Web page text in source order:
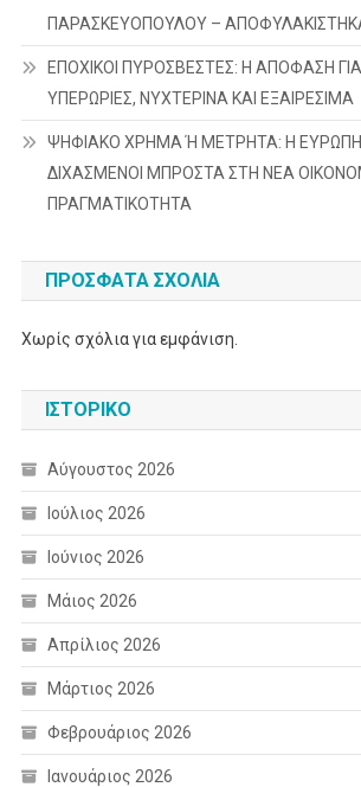
ΠΑΡΑΣΚΕΥΟΠΟΥΛΟΥ –
ΕΠΟΧΙΚΟΙ ΠΥΡΟΣΒΕΣΤΕΣ: Η ΑΠΟΦΑΣΗ
ΥΠΕΡΩΡΙΕΣ, ΝΥΧΤΕΡΙΝΑ ΚΑΙ ΕΞΑΙΡΕΣΙΜΑ
ΨΗΦΙΑΚΟ ΧΡΗΜΑ Ή ΜΕΤΡΗΤΑ: Η
ΔΙΧΑΣΜΕΝΟΙ ΜΠΡΟΣΤΑ ΣΤΗ ΝΕΑ
ΠΡΑΓΜΑΤΙΚΟΤΗΤΑ
ΠΡΌΣΦΑΤΑ ΣΧΌΛΙΑ
Χωρίς σχόλια για εμφάνιση.
ΙΣΤΟΡΙΚΌ
Αύγουστος 2026
Ιούλιος 2026
Ιούνιος 2026
Μάιος 2026
Απρίλιος 2026
Μάρτιος 2026
Φεβρουάριος 2026
Ιανουάριος 2026